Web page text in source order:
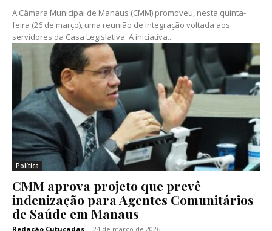
A Câmara Municipal de Manaus (CMM) promoveu, nesta quinta-
feira (26 de março), uma reunião de integração voltada aos
servidores da Casa Legislativa. A iniciativa...
Política
CMM aprova projeto que prevê
indenização para Agentes Comunitários
de Saúde em Manaus
Redação Cutucadas - 24 de março de 2026